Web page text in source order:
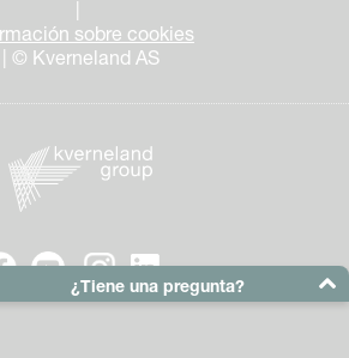
sobre cookies
| © Kverneland AS
¿Tiene una pregunta?